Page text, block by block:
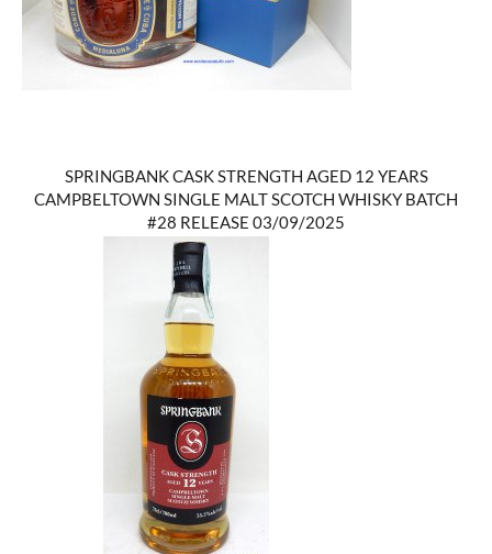
SPRINGBANK CASK STRENGTH AGED 12 YEARS
CAMPBELTOWN SINGLE MALT SCOTCH WHISKY BATCH
#28 RELEASE 03/09/2025